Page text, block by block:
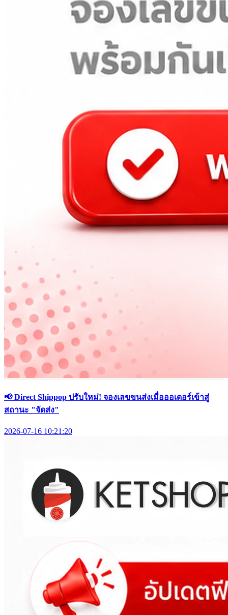
📢 Direct Shippop ปรับใหม่! จองเลขขนส่งเมื่อออเดอร์เข้าสู่
สถานะ "จัดส่ง"
2026-07-16 10:21:20